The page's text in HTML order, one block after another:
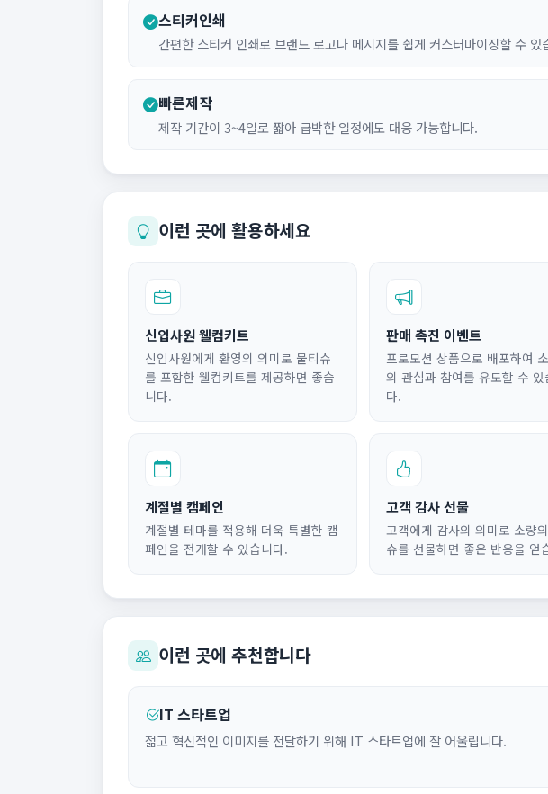
스티커인쇄
간편한 스티커 인쇄로 브랜드 로고나 메시지를 쉽게 커스터마이징할 수 있
빠른제작
제작 기간이 3~4일로 짧아 급박한 일정에도 대응 가능합니다.
이런 곳에 활용하세요
신입사원 웰컴키트
신입사원에게 환영의 의미로 물티슈
를 포함한 웰컴키트를 제공하면 좋습
니다.
판매 촉진 이벤트
프로모션 상품으로 배포하여
의 관심과 참여를 유도할 수 있
다.
계절별 캠페인
계절별 테마를 적용해 더욱 특별한 캠
페인을 전개할 수 있습니다.
고객 감사 선물
고객에게 감사의 의미로 소량
슈를 선물하면 좋은 반응을 얻
이런 곳에 추천합니다
IT 스타트업
젊고 혁신적인 이미지를 전달하기 위해 IT 스타트업에 잘 어울립니다.